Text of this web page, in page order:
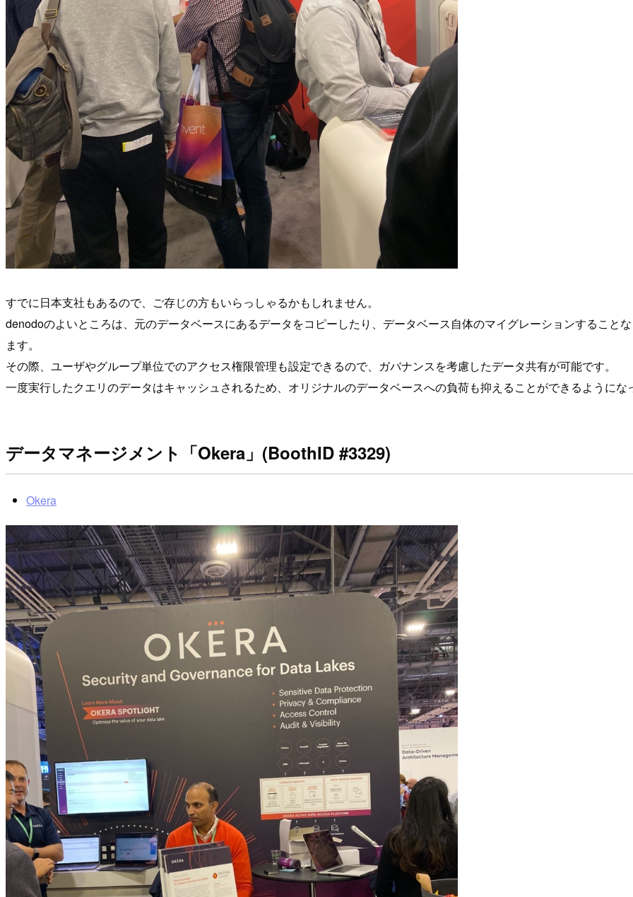
すでに日本支社もあるので、ご存じの方もいらっしゃるかもしれません。
denodoのよいところは、元のデータベースにあるデータをコピーしたり、データベース自体のマイグレーションすること
ます。
その際、ユーザやグループ単位でのアクセス権限管理も設定できるので、ガバナンスを考慮したデータ共有が可能です。
一度実行したクエリのデータはキャッシュされるため、オリジナルのデータベースへの負荷も抑えることができるようにな
データマネージメント「Okera」(BoothID #3329)
Okera